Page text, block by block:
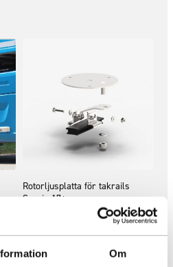
Om
Rotorljusplatta för takrails
Scania 17+
745kr
Inkl. moms